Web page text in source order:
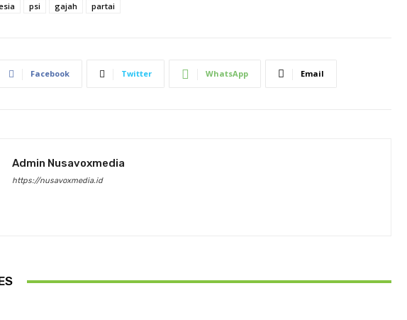
psi gajah partai
Facebook Twitter WhatsApp Email
Admin Nusavoxmedia
https://nusavoxmedia.id